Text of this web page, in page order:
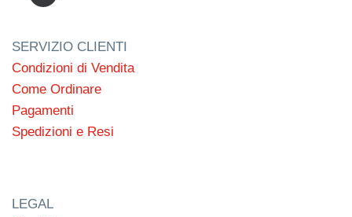
SERVIZIO CLIENTI
Condizioni di Vendita
Come Ordinare
Pagamenti
Spedizioni e Resi
LEGAL